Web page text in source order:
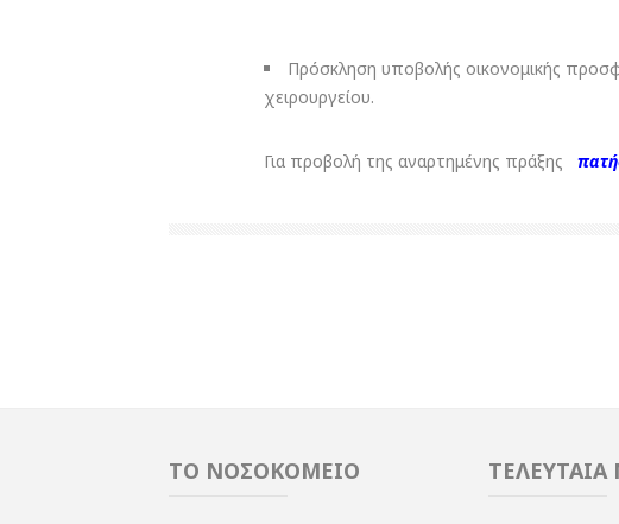
Πρόσκληση υποβολής οικονομικής
χειρουργείου.
Για προβολή της αναρτημένης πράξης
ΤΟ ΝΟΣΟΚΟΜΕΙΟ ΤΕΛΕΥΤΑΙΑ